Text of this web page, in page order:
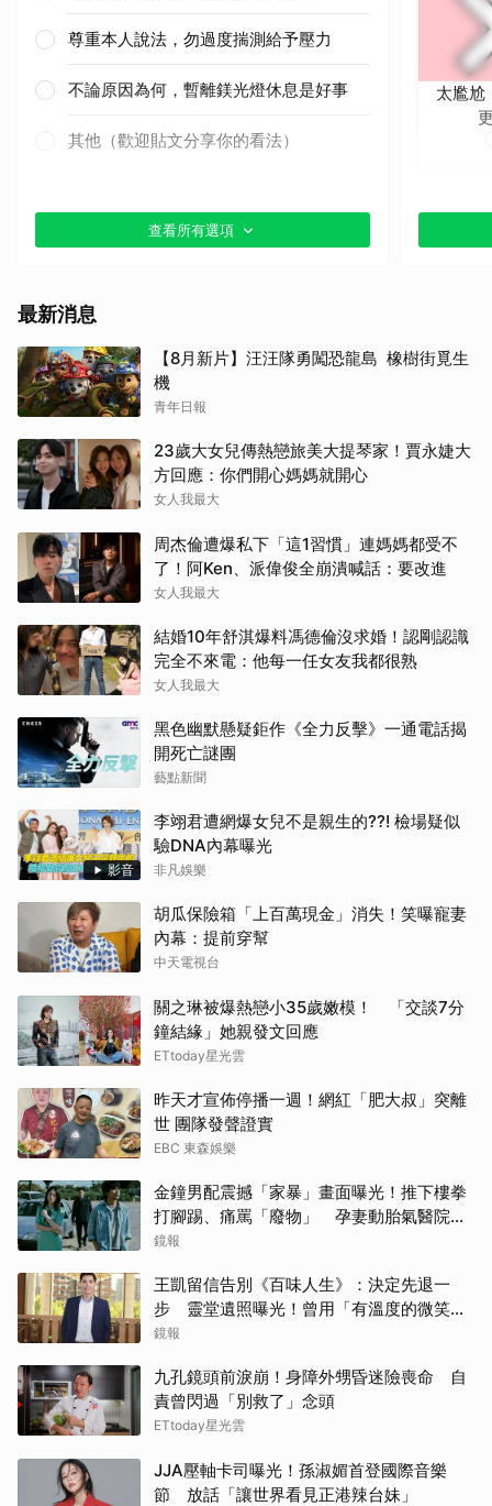
尊重本人說法，勿過度揣測給予壓力
不論原因為何，暫離鎂光燈休息是好事
其他（歡迎貼文分享你的看法）
查看所有選項
太尷尬
最新消息
【8月新片】汪汪隊勇闖恐龍島 橡樹街覓生
機
青年日報
23歲大女兒傳熱戀旅美大提琴家！賈永婕大
方回應：你們開心媽媽就開心
女人我最大
周杰倫遭爆私下「這1習慣」連媽媽都受不
了！阿Ken、派偉俊全崩潰喊話：要改進
女人我最大
結婚10年舒淇爆料馮德倫沒求婚！認剛認識
完全不來電：他每一任女友我都很熟
女人我最大
黑色幽默懸疑鉅作《全力反擊》一通電話揭
開死亡謎團
藝點新聞
影音
李翊君遭網爆女兒不是親生的??! 檢場疑似
驗DNA內幕曝光
非凡娛樂
胡瓜保險箱「上百萬現金」消失！笑曝寵妻
內幕：提前穿幫
中天電視台
關之琳被爆熱戀小35歲嫩模！ 「交談7分
鐘結緣」她親發文回應
ETtoday星光雲
昨天才宣佈停播一週！網紅「肥大叔」突離
世 團隊發聲證實
EBC 東森娛樂
金鐘男配震撼「家暴」畫面曝光！推下樓拳
打腳踢、痛罵「廢物」 孕妻動胎氣醫院爆
激烈衝突
鏡報
王凱留信告別《百味人生》：決定先退一
步 靈堂遺照曝光！曾用「有溫度的微笑」
祝賀母親節快樂
鏡報
九孔鏡頭前淚崩！身障外甥昏迷險喪命 自
責曾閃過「別救了」念頭
ETtoday星光雲
JJA壓軸卡司曝光！孫淑媚首登國際音樂
節 放話「讓世界看見正港辣台妹」
取消